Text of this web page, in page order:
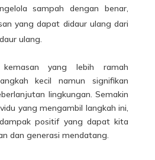
sampah dengan benar,
yang dapat didaur ulang dari
ulang.
kemasan yang lebih ramah
kecil namun signifikan
lingkungan. Semakin
yang mengambil langkah ini,
positif yang dapat kita
dan generasi mendatang.